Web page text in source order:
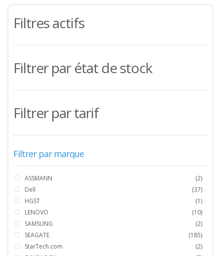
Filtres actifs
Filtrer par état de stock
Filtrer par tarif
Filtrer par marque
ASSMANN
(2)
Dell
(37)
HGST
(1)
LENOVO
(10)
SAMSUNG
(2)
SEAGATE
(185)
StarTech.com
(2)